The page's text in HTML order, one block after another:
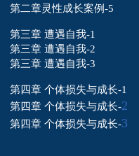
第二章灵性成长案例-5
第三章 遭遇自我-1
第三章 遭遇自我-2
第三章 遭遇自我-3
第四章 个体损失与成长-1
第四章 个体损失与成长-2
第四章 个体损失与成长-3